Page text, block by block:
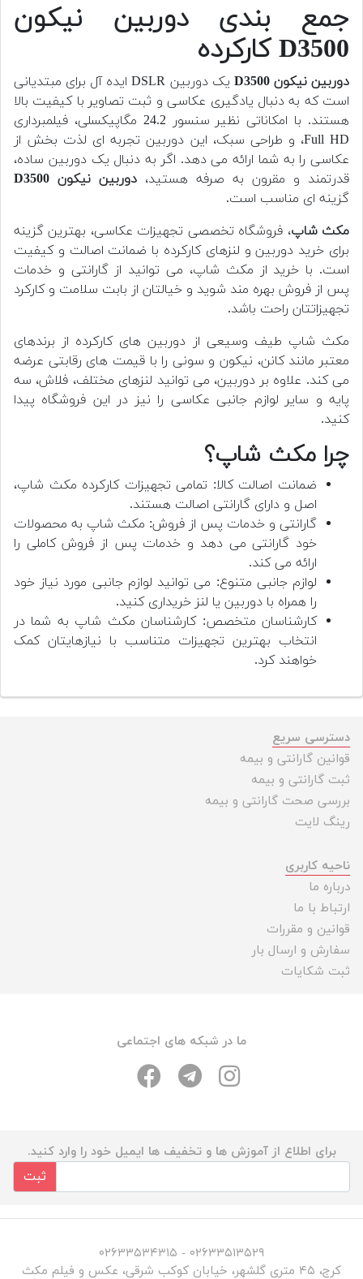
جمع بندی دوربین نیکون
D3500 کارکرده
دوربین نیکون D3500
یک دوربین DSLR ایده آل برای مبتدیانی
است که به دنبال یادگیری عکاسی و ثبت تصاویر با کیفیت بالا
هستند. با امکاناتی نظیر سنسور 24.2 مگاپیکسلی، فیلمبرداری
Full HD، و طراحی سبک، این دوربین تجربه ای لذت بخش از
عکاسی را به شما ارائه می دهد. اگر به دنبال یک دوربین ساده،
قدرتمند و مقرون به صرفه هستید، دوربین نیکون D3500
گزینه ای مناسب است.
مکث شاپ، فروشگاه تخصصی تجهیزات عکاسی، بهترین گزینه
برای خرید دوربین و لنزهای کارکرده با ضمانت اصالت و کیفیت
است. با خرید از مکث شاپ، می توانید از گارانتی و خدمات
پس از فروش بهره مند شوید و خیالتان از بابت سلامت و کارکرد
تجهیزاتتان راحت باشد.
مکث شاپ طیف وسیعی از دوربین های کارکرده از برندهای
معتبر مانند کانن، نیکون و سونی را با قیمت های رقابتی عرضه
می کند. علاوه بر دوربین، می توانید لنزهای مختلف، فلاش، سه
پایه و سایر لوازم جانبی عکاسی را نیز در این فروشگاه پیدا
کنید.
چرا مکث شاپ؟
ضمانت اصالت کالا: تمامی تجهیزات کارکرده مکث شاپ،
اصل و دارای گارانتی اصالت هستند.
گارانتی و خدمات پس از فروش: مکث شاپ به محصولات
خود گارانتی می دهد و خدمات پس از فروش کاملی را
ارائه می کند.
لوازم جانبی متنوع: می توانید لوازم جانبی مورد نیاز خود
را همراه با دوربین یا لنز خریداری کنید.
کارشناسان متخصص: کارشناسان مکث شاپ به شما در
انتخاب بهترین تجهیزات متناسب با نیازهایتان کمک
خواهند کرد.
دسترسی سریع
قوانین گارانتی و بیمه
ثبت گارانتی و بیمه
بررسی صحت گارانتی و بیمه
رینگ لایت
ناحیه کاربری
درباره ما
ارتباط با ما
قوانین و مقررات
سفارش و ارسال بار
ثبت شکایات
ما در شبکه های اجتماعی
برای اطلاع از آموزش ها و تخفیف ها ایمیل خود را وارد کنید.
ثبت
۰۲۶۳۳۵۱۳۵۲۹ - ۰۲۶۳۳۵۳۴۳۱۵
کرج، ۴۵ متری گلشهر، خیابان کوکب شرقی، عکس و فیلم مکث